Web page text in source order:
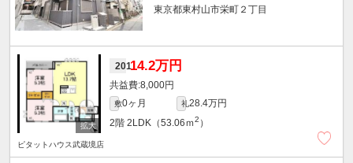
東京都東村山市栄町２丁目
20114.2万円
8,000円
敷0ヶ月 礼28.4万円
2階 2LDK（53.06ｍ2 ）
ピタットハウス武蔵境店